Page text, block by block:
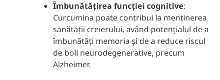
Îmbunătățirea funcției cognitive:
Curcumina poate contribui la menținerea
sănătății creierului, având potențialul de a
îmbunătăți memoria și de a reduce riscul
de boli neurodegenerative, precum
Alzheimer.